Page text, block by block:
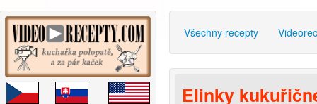
Všechny recepty
Elinky